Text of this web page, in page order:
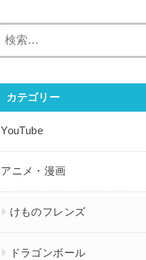
カテゴリー
YouTube
アニメ・漫画
けものフレンズ
ドラゴンボール